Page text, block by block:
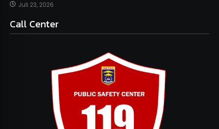
Juli 23, 2026
Call Center